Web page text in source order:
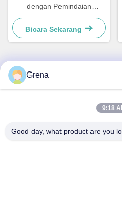
dengan Pemindaian
Otomatis, fungsi Pencetakan
Label dan terhubung dengan
Sistem
Bicara Sekarang
Kontak Cepat
Jalan Fuhai, Distrik Baoan,
Grena
9:18
Good day, what product are you